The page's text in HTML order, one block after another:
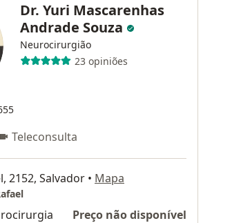
Dr. Yuri Mascarenhas
Andrade Souza
Neurocirurgião
23 opiniões
Teleconsulta
2152, Salvador • Mapa
Preço não disponível